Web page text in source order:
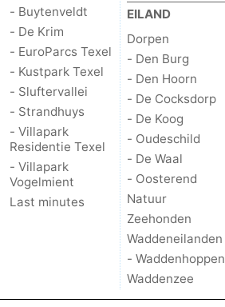
- Buytenveldt
- De Krim
- EuroParcs Texel
- Kustpark Texel
- Sluftervallei
- Strandhuys
- Villapark
Residentie Texel
- Villapark
Vogelmient
Last minutes
EILAND
Dorpen
- Den Burg
- Den Hoorn
- De Cocksdorp
- De Koog
- Oudeschild
- De Waal
- Oosterend
Natuur
Zeehonden
Waddeneilanden
- Waddenhoppen
Waddenzee